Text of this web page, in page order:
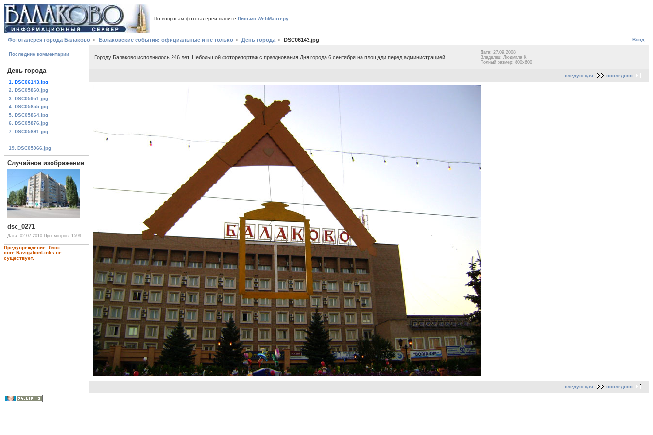
По вопросам фотогалереи пишите Письмо WebМастеру
Вход
Фотогалерея города Балаково Балаковские события: официальные и не только День города DSC06143.jpg
Последние комментарии
День города
1. DSC06143.jpg
2. DSC05860.jpg
3. DSC05951.jpg
4. DSC05855.jpg
5. DSC05864.jpg
6. DSC05876.jpg
7. DSC05891.jpg
19. DSC05966.jpg
Случайное изображение
dsc_0271
Дата: 02.07.2010 Просмотров: 1599
Предупреждение: блок
core.NavigationLinks не
существует.
Городу Балаково исполнилось 246 лет. Небольшой фоторепортаж с празднования Дня города 6 сентября на площади перед администрацией.
Дата: 27.09.2008
Владелец: Людмила К.
Полный размер: 800x600
следующая последняя
следующая последняя